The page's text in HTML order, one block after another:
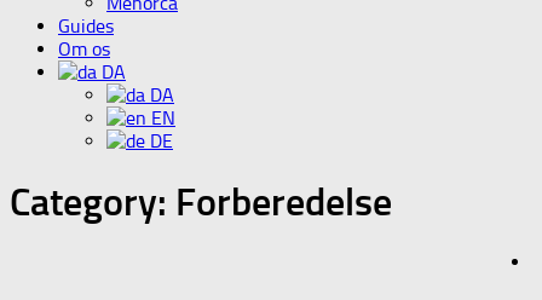
Guides
Om os
DA
DA
EN
DE
Category: Forberedelse